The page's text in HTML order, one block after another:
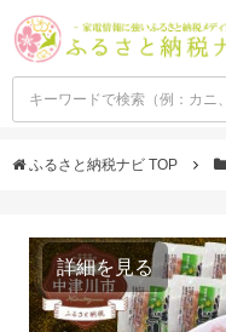
ふるさと納税ナビ TOP
詳細を見る